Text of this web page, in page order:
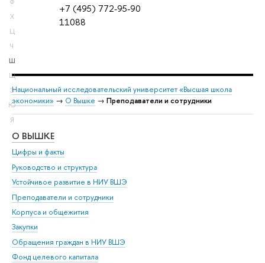
Ф
Х
Ц
Ч
Ш
Щ
Э
Ю
Я
+7 (495) 772-95-90
11088
Национальный исследовательский университет «Высшая школа
экономики» → О Вышке → Преподаватели и сотрудники
О ВЫШКЕ
Цифры и факты
Руководство и структура
Устойчивое развитие в НИУ ВШЭ
Преподаватели и сотрудники
Корпуса и общежития
Закупки
Обращения граждан в НИУ ВШЭ
Фонд целевого капитала